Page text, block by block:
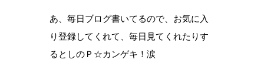
あ、毎日ブログ書いてるので、お気に入
り登録してくれて、毎日見てくれたりす
るとしのＰ☆カンゲキ！涙